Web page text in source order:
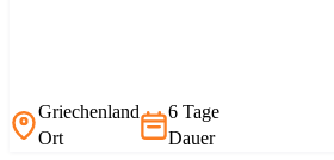
Griechenland
Ort
6 Tage
Dauer